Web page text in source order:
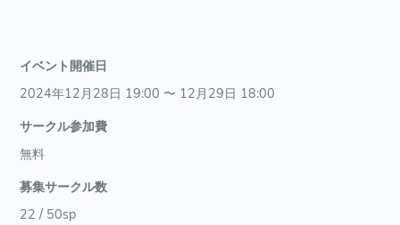
イベント開催日
2024年12月28日 19:00 〜 12月29日 18:00
サークル参加費
無料
募集サークル数
22 / 50sp